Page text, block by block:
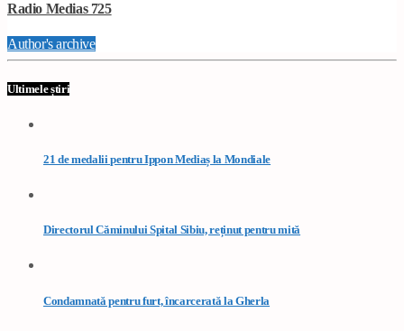
Radio Medias 725
Author's archive
Ultimele știri
21 de medalii pentru Ippon Mediaș la Mondiale
Directorul Căminului Spital Sibiu, reținut pentru mită
Condamnată pentru furt, încarcerată la Gherla